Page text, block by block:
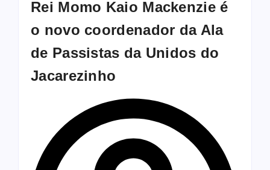
Rei Momo Kaio Mackenzie é
o novo coordenador da Ala
de Passistas da Unidos do
Jacarezinho